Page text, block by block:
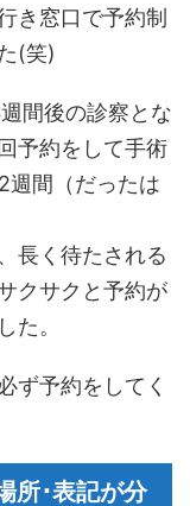
き窓口で予約制
(笑)
間後の診察とな
予約をして手術
週間（だったは
長く待たされる
クサクと予約が
た。
ず予約をしてく
所･表記が分